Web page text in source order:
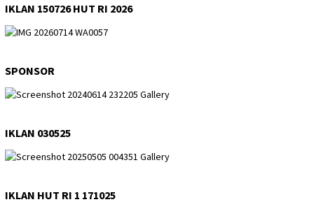
IKLAN 150726 HUT RI 2026
SPONSOR
IKLAN 030525
IKLAN HUT RI 1 171025